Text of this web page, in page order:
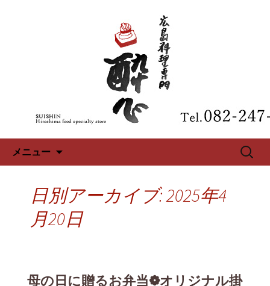
広島、中区の広島料理専門【酔
心】のブログ
メニュー
検
日別アーカイブ: 2025年4
月20日
母の日に贈るお弁当❁オリジナル掛